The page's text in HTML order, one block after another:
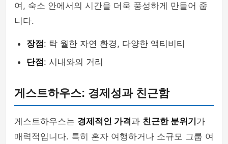
여, 숙소 안에서의 시간을 더욱 풍성하게 만들어 줍
니다.
장점: 탁 월한 자연 환경, 다양한 액티비티
단점: 시내와의 거리
게스트하우스: 경제성과 친근함
게스트하우스는 경제적인 가격과 친근한 분위기 가
매력적입니다. 특히 혼자 여행하거나 소규모 그룹 여